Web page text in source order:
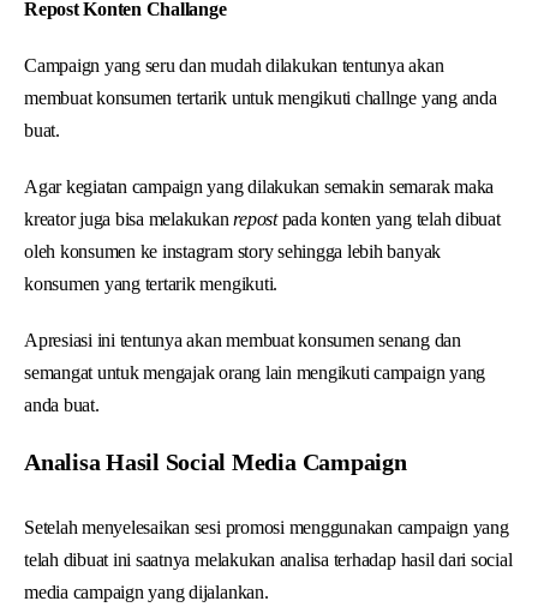
Repost Konten Challange
Campaign yang seru dan mudah dilakukan tentunya akan
membuat konsumen tertarik untuk mengikuti challnge yang anda
buat.
Agar kegiatan campaign yang dilakukan semakin semarak maka
kreator juga bisa melakukanrepostpada konten yang telah dibuat
oleh konsumen ke instagram story sehingga lebih banyak
konsumen yang tertarik mengikuti.
Apresiasi ini tentunya akan membuat konsumen senang dan
semangat untuk mengajak orang lain mengikuti campaign yang
anda buat.
Analisa Hasil Social Media Campaign
Setelah menyelesaikan sesi promosi menggunakan campaign yang
telah dibuat ini saatnya melakukan analisa terhadap hasil dari social
media campaign yang dijalankan.